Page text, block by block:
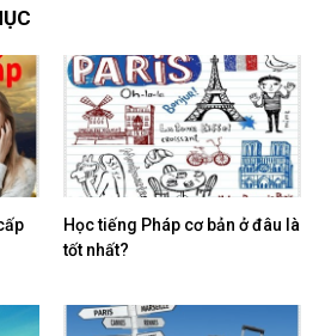
Học tiếng Pháp cơ bản ở đâu là
tốt nhất?